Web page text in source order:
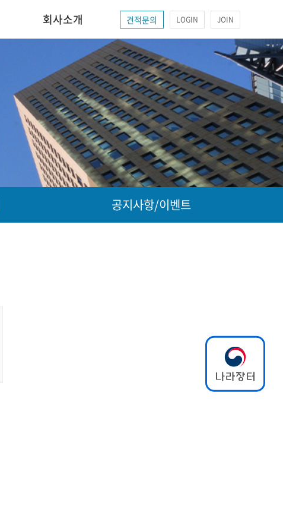
견적문의 LOGIN JOIN
회사소개
공지사항/이벤트